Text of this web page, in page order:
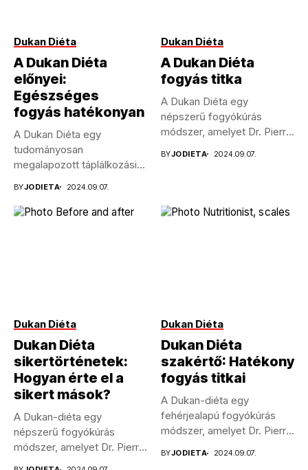
Dukan Diéta
A Dukan Diéta
előnyei:
Egészséges
fogyás hatékonyan
A Dukan Diéta egy
tudományosan
megalapozott táplálkozási
BYJODIETA 2024.09.07.
Dukan Diéta
A Dukan Diéta
fogyás titka
A Dukan Diéta egy
népszerű fogyókúrás
módszer, amelyet Dr. Pierre
BYJODIETA 2024.09.07.
Dukan Diéta
Dukan Diéta
sikertörténetek:
Hogyan érte el a
sikert mások?
A Dukan-diéta egy
népszerű fogyókúrás
módszer, amelyet Dr. Pierre
Dukan Diéta
Dukan Diéta
szakértő: Hatékony
fogyás titkai
A Dukan-diéta egy
fehérjealapú fogyókúrás
módszer, amelyet Dr. Pierre
BYJODIETA 2024.09.07.